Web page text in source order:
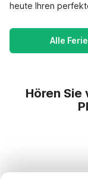
heute Ihren
Alle
Hören Sie